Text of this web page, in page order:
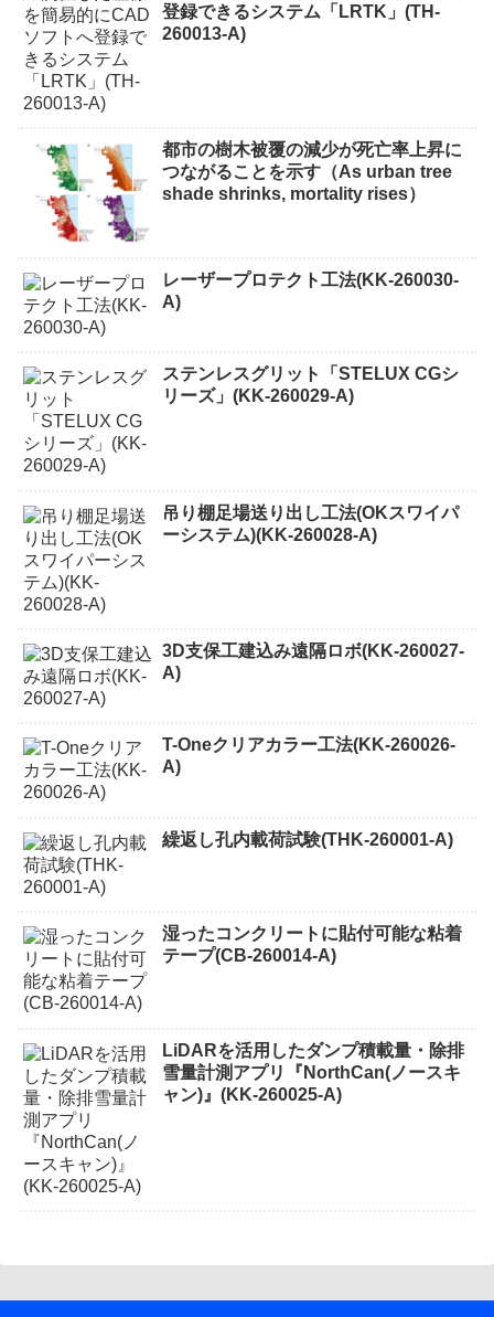
登録できるシステム「LRTK」(TH-
260013-A)
都市の樹木被覆の減少が死亡率上昇に
つながることを示す（As urban tree
shade shrinks, mortality rises）
レーザープロテクト⼯法(KK-260030-
A)
ステンレスグリット「STELUX CGシ
リーズ」(KK-260029-A)
吊り棚足場送り出し工法(OKスワイパ
ーシステム)(KK-260028-A)
3D支保工建込み遠隔ロボ(KK-260027-
A)
T-Oneクリアカラー工法(KK-260026-
A)
繰返し孔内載荷試験(THK-260001-A)
湿ったコンクリートに貼付可能な粘着
テープ(CB-260014-A)
LiDARを活用したダンプ積載量・除排
雪量計測アプリ『NorthCan(ノースキ
ャン)』(KK-260025-A)